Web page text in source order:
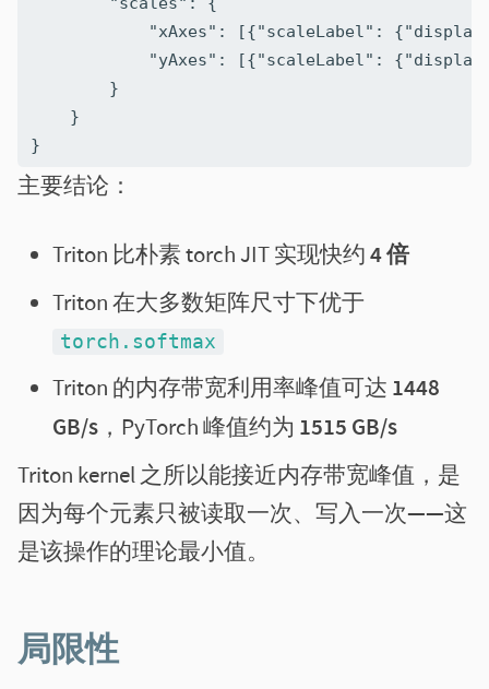
"xAxes": [{"scaleLabel":
"yAxes": [{"scaleLabel":
        }
    }
主要结论：
Triton 比朴素 torch JIT 实现快约4 倍
Triton 在大多数矩阵尺寸下优于
torch.softmax
Triton 的内存带宽利用率峰值可达 1448
GB/s ，PyTorch 峰值约为 1515 GB/s
Triton kernel 之所以能接近内存带宽峰值，是
因为每个元素只被读取一次、写入一次——这
是该操作的理论最小值。
局限性